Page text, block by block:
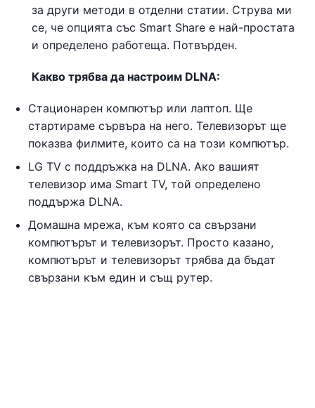
за други методи в отделни статии. Струва ми
се, че опцията със Smart Share е най-простата
и определено работеща. Потвърден.
Какво трябва да настроим DLNA:
Стационарен компютър или лаптоп. Ще
стартираме сървъра на него. Телевизорът ще
показва филмите, които са на този компютър.
LG TV с поддръжка на DLNA. Ако вашият
телевизор има Smart TV, той определено
поддържа DLNA.
Домашна мрежа, към която са свързани
компютърът и телевизорът. Просто казано,
компютърът и телевизорът трябва да бъдат
свързани към един и същ рутер.